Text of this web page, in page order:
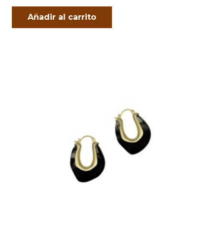
Añadir al carrito